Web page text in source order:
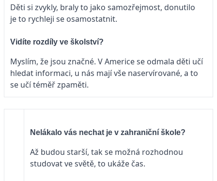
Děti si zvykly, braly to jako samozřejmost, donutilo
je to rychleji se osamostatnit.
Vidíte rozdíly ve školství?
Myslím, že jsou značné. V Americe se odmala děti učí
hledat informaci, u nás mají vše naservírované, a to
se učí téměř zpaměti.
Nelákalo vás nechat je v zahraniční škole?
Až budou starší, tak se možná rozhodnou
studovat ve světě, to ukáže čas.